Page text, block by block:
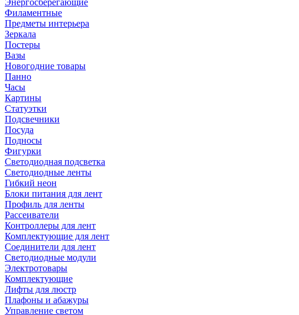
Энергосберегающие
Филаментные
Предметы интерьера
Зеркала
Постеры
Вазы
Новогодние товары
Панно
Часы
Картины
Статуэтки
Подсвечники
Посуда
Подносы
Фигурки
Светодиодная подсветка
Светодиодные ленты
Гибкий неон
Блоки питания для лент
Профиль для ленты
Рассеиватели
Контроллеры для лент
Комплектующие для лент
Соединители для лент
Светодиодные модули
Электротовары
Комплектующие
Лифты для люстр
Плафоны и абажуры
Управление светом